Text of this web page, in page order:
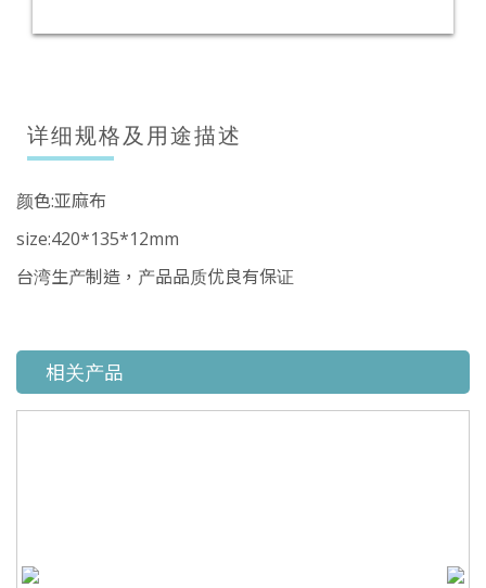
详细规格及用途描述
颜色:亚麻布
size:420*135*12mm
台湾生产制造，产品品质优良有保证
相关产品